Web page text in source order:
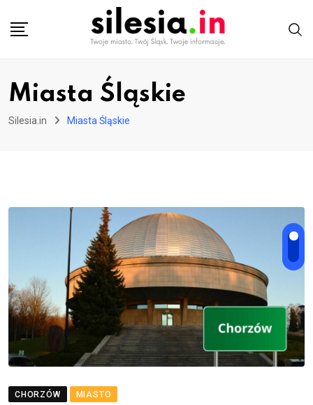
Miasta Śląskie
Silesia.in Miasta Śląskie
CHORZÓW MIASTO